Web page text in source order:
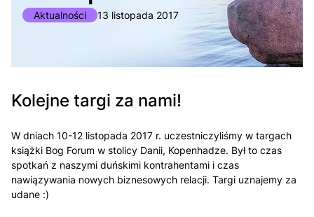
Aktualności 13 listopada 2017
Kolejne targi za nami!
W dniach 10-12 listopada 2017 r. uczestniczyliśmy w targach
książki Bog Forum w stolicy Danii, Kopenhadze. Był to czas
spotkań z naszymi duńskimi kontrahentami i czas
nawiązywania nowych biznesowych relacji. Targi uznajemy za
udane :)